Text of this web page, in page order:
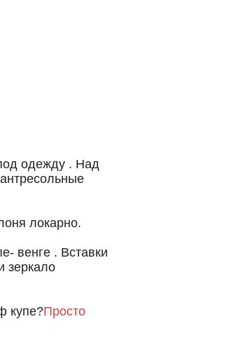
одежду . Над
локарно.
венге . Вставки
зеркало
купе?Просто